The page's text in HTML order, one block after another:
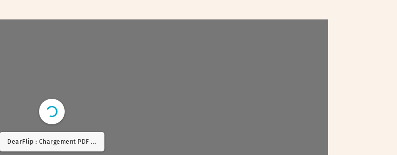
DearFlip : Chargement PDF 5% ...